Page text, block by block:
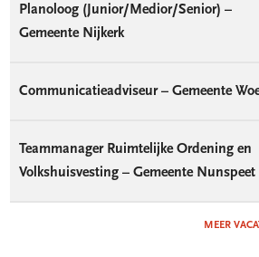
Planoloog (Junior/Medior/Senior) –
Gemeente Nijkerk
Communicatieadviseur – Gemeente
Teammanager Ruimtelijke Ordening en
Volkshuisvesting – Gemeente Nunspeet
MEER